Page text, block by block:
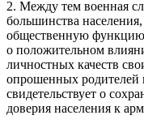
2. Между тем военная
большинства
общественную
о положительном
личностных качеств
опрошенных родителей
свидетельствует о
доверия населения к